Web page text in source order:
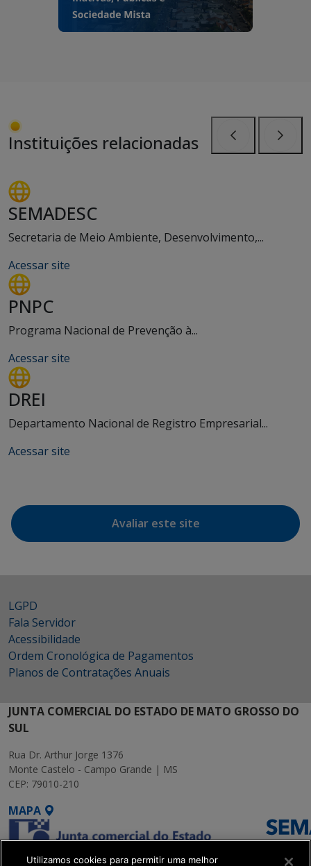
Instituições relacionadas
SEMADESC
Secretaria de Meio Ambiente, Desenvolvimento,...
Acessar site
PNPC
Programa Nacional de Prevenção à...
Acessar site
DREI
Departamento Nacional de Registro Empresarial...
Acessar site
Avaliar este site
LGPD
Fala Servidor
Acessibilidade
Ordem Cronológica de Pagamentos
Planos de Contratações Anuais
JUNTA COMERCIAL DO ESTADO DE MATO GROSSO DO
SUL
Rua Dr. Arthur Jorge 1376
Monte Castelo - Campo Grande | MS
CEP: 79010-210
MAPA
Utilizamos cookies para permitir uma melhor